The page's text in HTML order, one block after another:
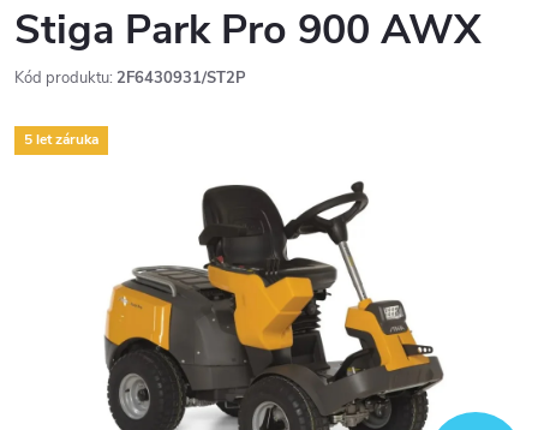
Stiga Park Pro 900 AWX
Kód produktu: 2F6430931/ST2P
5 let záruka